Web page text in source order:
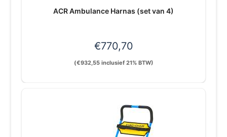
ACR Ambulance Harnas (set van 4)
€770,70
(€932,55inclusief 21% BTW)